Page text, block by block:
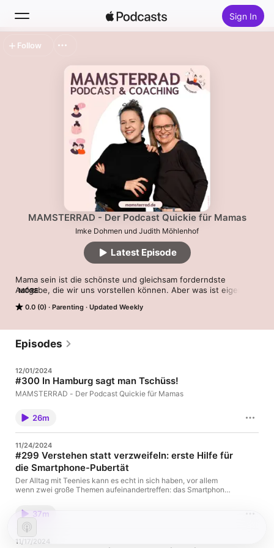
Sign In
Top Charts
MAMSTERRAD - Der Podcast Quickie für Mamas
Imke Dohmen und Judith Möhlenhof
0.0 (0) Parenting Updated Weekly
Mama sein ist die schönste und gleichsam forderndste
Aufgabe, die wir uns vorstellen können. Aber was ist eigentlich
erschöpft" oder sogar "am Ende ihrer Kräfte" sind, weil sie
über das Erfüllen der Bedürfnisse ihrer Lieben ihre eigenen
meistens völlig vergessen. Unsere Impulse und Ideen werden
selbst bei Kräften zu bleiben: "Muddivation" zur Selbstfürsorge
und ganz viel Inspiration, um diesem nie still stehenden
#Mamsterrad auch mal zu entkommen.
MORE
Latest Episode
Follow
Episodes
12/01/2024
#300 In Hamburg sagt man Tschüss!
MAMSTERRAD - Der Podcast Quickie für Mamas
26m
11/24/2024
#299 Verstehen statt verzweifeln: erste Hilfe für
die Smartphone-Pubertät
Der Alltag mit Teenies kann es echt in sich haben, vor allem
wenn zwei große Themen aufeinandertreffen: das Smartphone
sondern auch neue Herausforderungen für das Selbstbild und
die Welt der sozialen Medien mit sich. Wie schaffen wir es,
unsere Teenager sicher und liebevoll durch diese Welt zu
begleiten, ohne ständig zu verbieten oder in Kontrollkämpfe zu
geraten? Für diese Folge habe ich mir Unterstützung geholt:
37m
11/17/2024